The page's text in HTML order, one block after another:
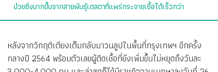
ป่วยยิ่งมากขึ้นจากสายพันธุ์เดลตาที่แพร่กระจายเชื้อได้เร็วกว่า
หลังจากวิกฤติเตียงเต็มกลับมาวนลูปในพื้นที่กรุงเทพฯ อีกครั้ง
กลางปี 2564 พร้อมตัวเลขผู้ติดเชื้อที่ยังเพิ่มขึ้นไม่หยุดถึงวันละ